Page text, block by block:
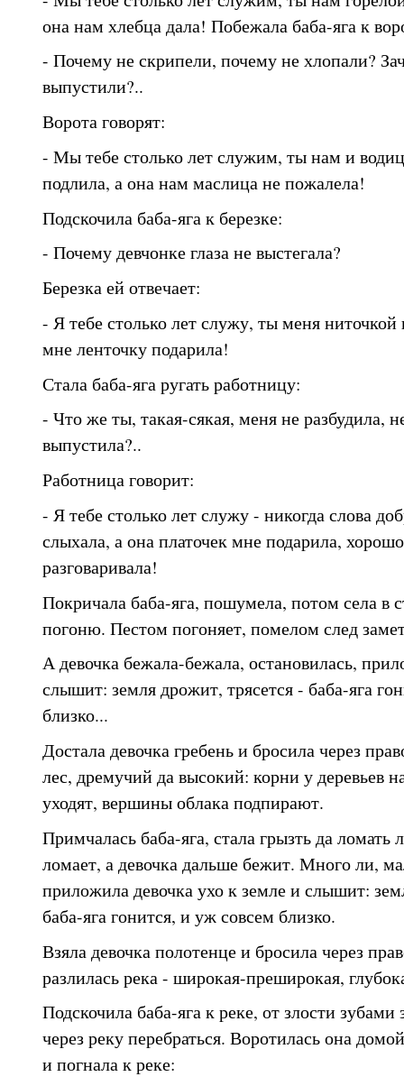
она нам хлебца дала! Побежала баба-яга к
- Почему не скрипели, почему не хлопали?
выпустили?..
Ворота говорят:
- Мы тебе столько лет служим, ты нам и
подлила, а она нам маслица не пожалела!
Подскочила баба-яга к березке:
- Почему девчонке глаза не выстегала?
Березка ей отвечает:
- Я тебе столько лет служу, ты меня ниточкой
мне ленточку подарила!
Стала баба-яга ругать работницу:
- Что же ты, такая-сякая, меня не разбудила,
выпустила?..
Работница говорит:
- Я тебе столько лет служу - никогда слова
слыхала, а она платочек мне подарила,
разговаривала!
Покричала баба-яга, пошумела, потом села в
погоню. Пестом погоняет, помелом след
А девочка бежала-бежала, остановилась,
слышит: земля дрожит, трясется - баба-яга
близко...
Достала девочка гребень и бросила через
лес, дремучий да высокий: корни у деревьев
уходят, вершины облака подпирают.
Примчалась баба-яга, стала грызть да ломать
ломает, а девочка дальше бежит. Много ли,
приложила девочка ухо к земле и слышит:
баба-яга гонится, и уж совсем близко.
Взяла девочка полотенце и бросила через
разлилась река - широкая-преширокая,
Подскочила баба-яга к реке, от злости
через реку перебраться. Воротилась она
и погнала к реке: